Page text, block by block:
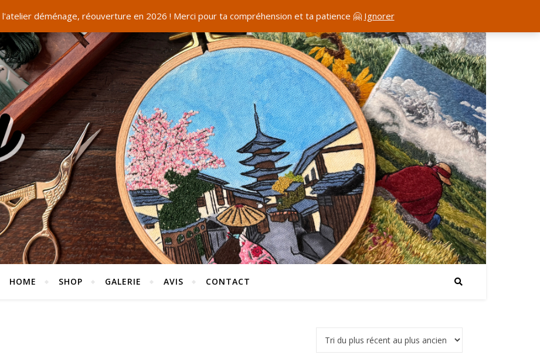
déménage, réouverture en 2026 ! Merci pour ta compréhension et ta patience 🤗 Ignorer
HOME SHOP GALERIE AVIS CONTACT